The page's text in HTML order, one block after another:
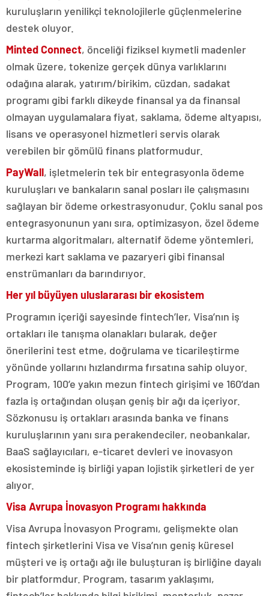
kuruluşların yenilikçi teknolojilerle güçlenmelerine
destek oluyor.
Minted Connect, önceliği fiziksel kıymetli madenler
olmak üzere, tokenize gerçek dünya varlıklarını
odağına alarak, yatırım/birikim, cüzdan, sadakat
programı gibi farklı dikeyde finansal ya da finansal
olmayan uygulamalara fiyat, saklama, ödeme altyapısı,
lisans ve operasyonel hizmetleri servis olarak
verebilen bir gömülü finans platformudur.
PayWall, işletmelerin tek bir entegrasyonla ödeme
kuruluşları ve bankaların sanal posları ile çalışmasını
sağlayan bir ödeme orkestrasyonudur. Çoklu sanal pos
entegrasyonunun yanı sıra, optimizasyon, özel ödeme
kurtarma algoritmaları, alternatif ödeme yöntemleri,
merkezi kart saklama ve pazaryeri gibi finansal
enstrümanları da barındırıyor.
Her yıl büyüyen uluslararası bir ekosistem
Programın içeriği sayesinde fintech’ler, Visa’nın iş
ortakları ile tanışma olanakları bularak, değer
önerilerini test etme, doğrulama ve ticarileştirme
yönünde yollarını hızlandırma fırsatına sahip oluyor.
Program, 100’e yakın mezun fintech girişimi ve 160’dan
fazla iş ortağından oluşan geniş bir ağı da içeriyor.
Sözkonusu iş ortakları arasında banka ve finans
kuruluşlarının yanı sıra perakendeciler, neobankalar,
BaaS sağlayıcıları, e-ticaret devleri ve inovasyon
ekosisteminde iş birliği yapan lojistik şirketleri de yer
alıyor.
Visa Avrupa İnovasyon Programı hakkında
Visa Avrupa İnovasyon Programı, gelişmekte olan
fintech şirketlerini Visa ve Visa’nın geniş küresel
müşteri ve iş ortağı ağı ile buluşturan iş birliğine dayalı
bir platformdur. Program, tasarım yaklaşımı,